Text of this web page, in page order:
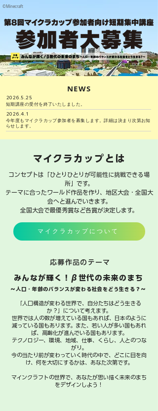
​©️Minecraft
NEWS
2026.5.25
​短期講座の受付を終了いたしました。
2026.4.1
​今年度もマイクラカップ参加者を募集します。詳細は決まり次第お知
らせします。
マイクラカップとは
コンセプトは「ひとりひとりが可能性に挑戦できる場
所」です。
テーマに合ったワールド作品を作り、地区大会・全国大
会へと進んでいきます。
​全国大会で最優秀賞など各賞が決定します。
マイクラカップについて
応募作品のテーマ
​みんなが輝く！β世代の未来のまち
​〜人口・年齢のバランスが変わる社会をどう生きる？〜
「人口構造が変わる世界で、自分たちはどう生きる
か？」について考えます。​​​
世界では人の数が増えている国もあれば、日本のように
減っている国もあります。​また、若い人が多い国もあれ
ば、高齢化が進んでいる国もあります。​​​​
テクノロジー、環境、地域、仕事、くらし、人とのつな
がり。
​今の当たり前が変わっていく時代の中で、​どこに目を向
け、何を大切にするかは、あなた次第です。​
マインクラフトの世界で、あなたが思い描く未来のまち
をデザインしよう！​